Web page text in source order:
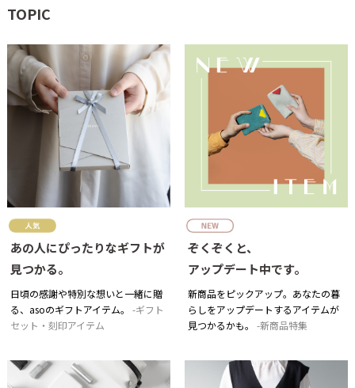
TOPIC
あの人にぴったりなギフトが
見つかる。
日頃の感謝や特別な想いと一緒に贈
る、asoのギフトアイテム。 ギフト
セット・刻印アイテム
ぞくぞくと、
アップデート中です。
新商品をピックアップ。あなたの暮
らしをアップデートするアイテムが
見つかるかも。 新商品特集